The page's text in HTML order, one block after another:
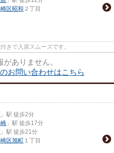
区昭和 ２丁目
きで入居スムーズです。
ありません。
お問い合わせはこちら
」駅 徒歩2分
」駅 徒歩17分
」駅 徒歩21分
区旭町 １丁目